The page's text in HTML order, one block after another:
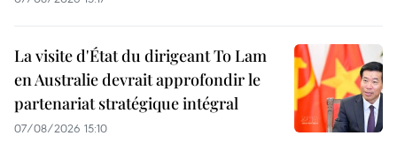
La visite d'État du dirigeant To Lam
en Australie devrait approfondir le
partenariat stratégique intégral
07/08/2026 15:10